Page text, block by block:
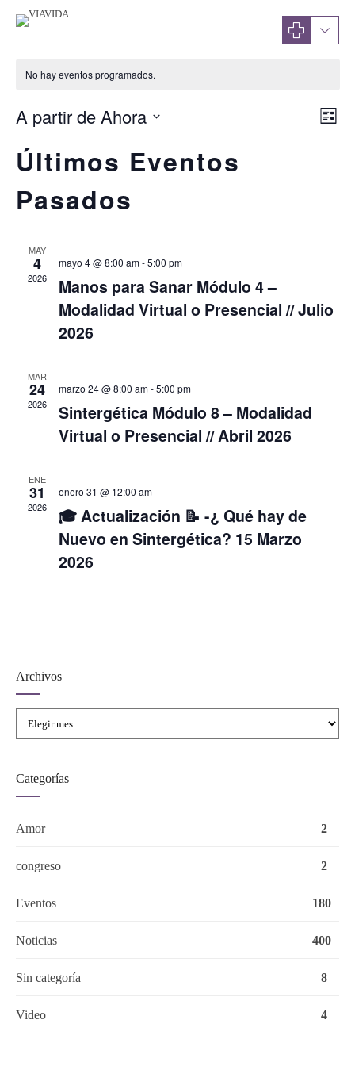
No hay eventos programados.
Lista
A partir de Ahora
fecha.
Últimos Eventos
Pasados
MAY
4
2026
mayo 4 @ 8:00 am-5:00 pm
Manos para Sanar Módulo 4 –
Modalidad Virtual o Presencial // Julio
2026
MAR
24
2026
marzo 24 @ 8:00 am-5:00 pm
Sintergética Módulo 8 – Modalidad
Virtual o Presencial // Abril 2026
ENE
31
2026
enero 31 @ 12:00 am
🎓 Actualización 📝 -¿ Qué hay de
Nuevo en Sintergética? 15 Marzo
2026
Archivos
Categorías
Amor 2
congreso 2
Eventos 180
Noticias 400
Sin categoría 8
Video 4